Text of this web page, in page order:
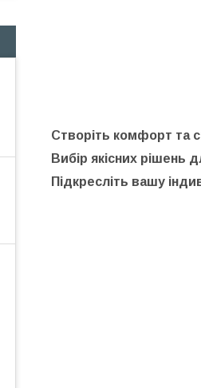
Створіть комфорт та
Вибір якісних рішень
Підкресліть вашу